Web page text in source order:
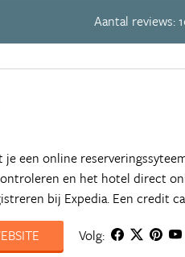
Aantal reviews:
je een online
en het hotel direct
bij Expedia. Een credit
Volg: